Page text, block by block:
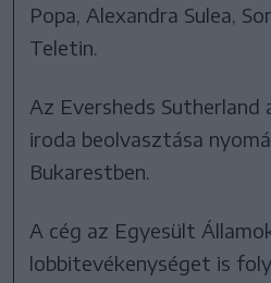
Popa, Alexandra Sulea,
Teletin.
Az Eversheds Sutherland
iroda beolvasztása
Bukarestben.
A cég az Egyesült
lobbitevékenységet is